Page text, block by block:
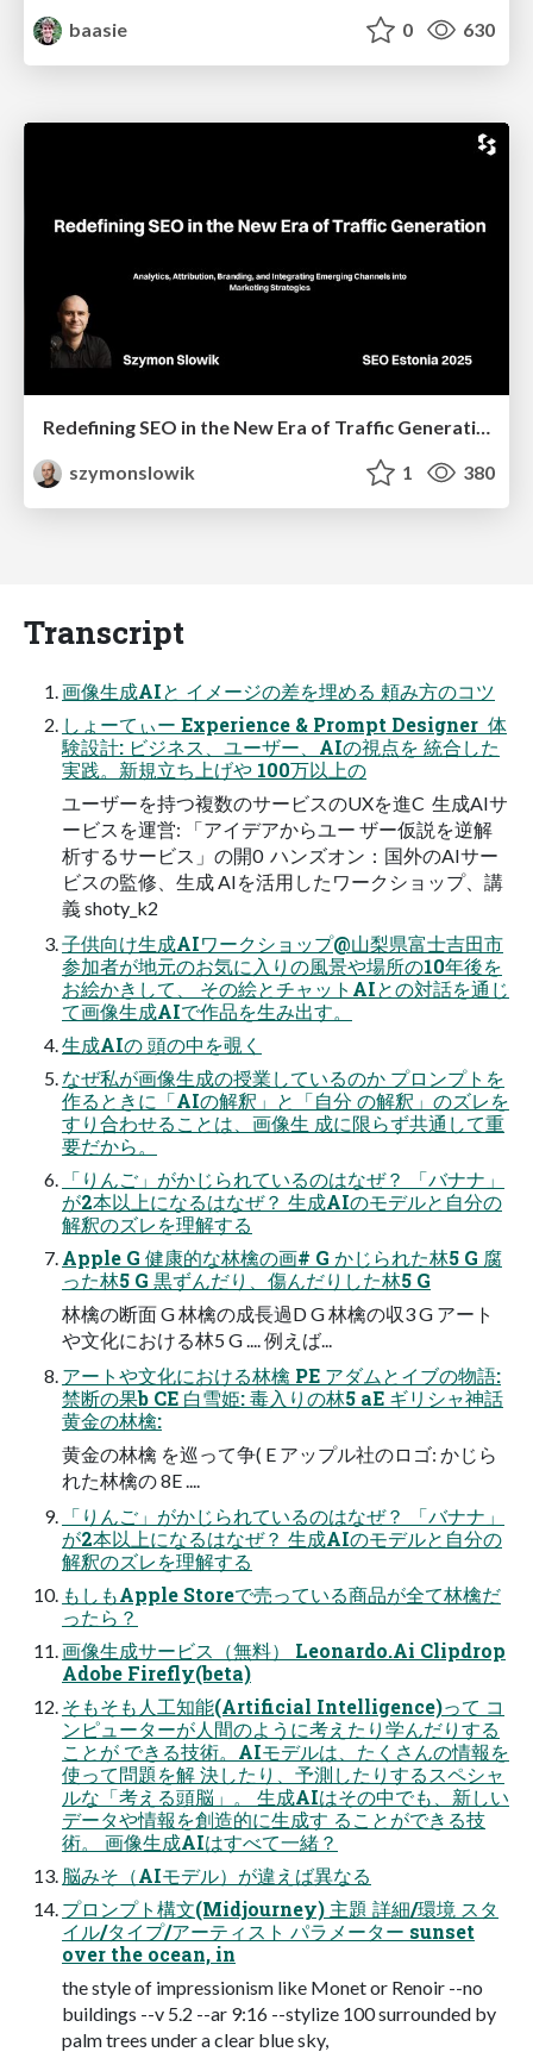
baasie 0 630
Redefining SEO in the New Era of Traffic Generation
szymonslowik
1 380
Transcript
画像生成AIと イメージの差を埋める 頼み方のコツ
しょーてぃー Experience & Prompt Designer  体
験設計: ビジネス、ユーザー、AIの視点を 統合した
実践。新規立ち上げや 100万以上の
ユーザーを持つ複数のサービスのUXを進C  生成AIサ
ービスを運営: 「アイデアからユー ザー仮説を逆解
析するサービス」の開0  ハンズオン：国外のAIサー
ビスの監修、生成 AIを活用したワークショップ、講
義 shoty_k2
子供向け生成AIワークショップ@山梨県富士吉田市
参加者が地元のお気に入りの風景や場所の10年後を
お絵かきして、 その絵とチャットAIとの対話を通じ
て画像生成AIで作品を生み出す。
生成AIの 頭の中を覗く
なぜ私が画像生成の授業しているのか プロンプトを
作るときに「AIの解釈」と「自分 の解釈」のズレを
すり合わせることは、画像生 成に限らず共通して重
要だから。
「りんご」がかじられているのはなぜ？ 「バナナ」
が2本以上になるはなぜ？ 生成AIのモデルと自分の
解釈のズレを理解する
Apple G 健康的な林檎の画# G かじられた林5 G 腐
った林5 G 黒ずんだり、傷んだりした林5 G
林檎の断面 G 林檎の成長過D G 林檎の収3 G アート
や文化における林5 G .... 例えば...
アートや文化における林檎 PE アダムとイブの物語:
禁断の果b CE 白雪姫: 毒入りの林5 aE ギリシャ神話
黄金の林檎:
黄金の林檎 を巡って争( E アップル社のロゴ: かじら
れた林檎の 8E ....
「りんご」がかじられているのはなぜ？ 「バナナ」
が2本以上になるはなぜ？ 生成AIのモデルと自分の
解釈のズレを理解する
もしもApple Storeで売っている商品が全て林檎だ
ったら？
画像生成サービス（無料） Leonardo.Ai Clipdrop
Adobe Firefly(beta)
そもそも人工知能(Artificial Intelligence)って コ
ンピューターが人間のように考えたり学んだりする
ことが できる技術。AIモデルは、たくさんの情報を
使って問題を解 決したり、予測したりするスペシャ
ルな「考える頭脳」。 生成AIはその中でも、新しい
データや情報を創造的に生成す ることができる技
術。 画像生成AIはすべて一緒？
脳みそ（AIモデル）が違えば異なる
プロンプト構文(Midjourney) 主題 詳細/環境 スタ
イル/タイプ/アーティスト パラメーター sunset
over the ocean, in
the style of impressionism like Monet or Renoir --no
buildings --v 5.2 --ar 9:16 --stylize 100 surrounded by
palm trees under a clear blue sky,